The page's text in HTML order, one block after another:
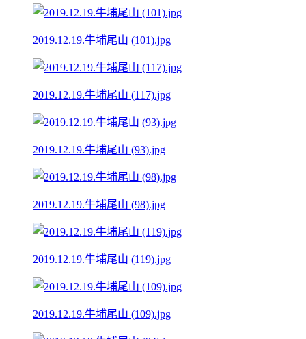
2019.12.19.牛埔尾山 (101).jpg
2019.12.19.牛埔尾山 (117).jpg
2019.12.19.牛埔尾山 (93).jpg
2019.12.19.牛埔尾山 (98).jpg
2019.12.19.牛埔尾山 (119).jpg
2019.12.19.牛埔尾山 (109).jpg